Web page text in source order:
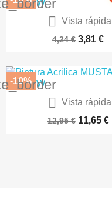

Vista rápida
Cascos Sentinel 2
4,24 € 3,81 €

Vista rápida
Paleta Humeda
12,95 € 11,65 €
-10%